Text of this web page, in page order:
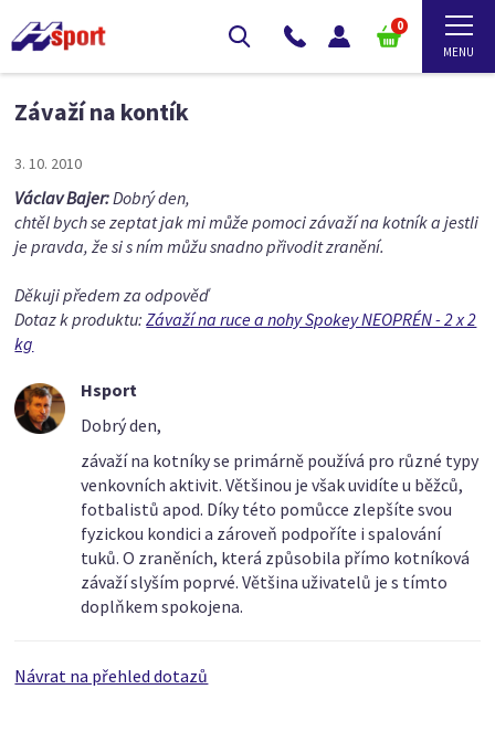
0
Závaží na kontík
3. 10. 2010
Václav Bajer:Dobrý den,
chtěl bych se zeptat jak mi může pomoci závaží na kotník a jestli
je pravda, že si s ním můžu snadno přivodit zranění.
Děkuji předem za odpověď
Dotaz k produktu:Závaží na ruce a nohy Spokey NEOPRÉN - 2 x 2
kg
Hsport
Dobrý den,
závaží na kotníky se primárně používá pro různé typy
venkovních aktivit. Většinou je však uvidíte u běžců,
fotbalistů apod. Díky této pomůcce zlepšíte svou
fyzickou kondici a zároveň podpoříte i spalování
tuků. O zraněních, která způsobila přímo kotníková
závaží slyším poprvé. Většina uživatelů je s tímto
doplňkem spokojena.
Návrat na přehled dotazů